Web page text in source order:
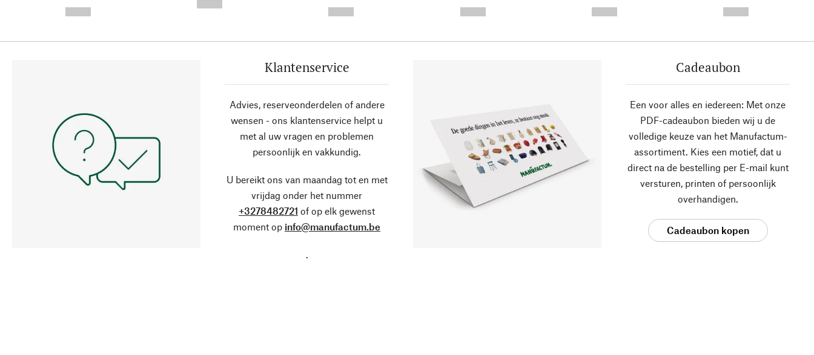
Klantenservice
Advies, reserveonderdelen of andere
wensen - ons klantenservice helpt u
met al uw vragen en problemen
persoonlijk en vakkundig.
U bereikt ons van maandag tot en met
vrijdag onder het nummer
+3278482721 of op elk gewenst
moment op info@manufactum.be
.
Cadeaubon
Een voor alles en iedereen: Met onze
PDF-cadeaubon bieden wij u de
volledige keuze van het Manufactum-
assortiment. Kies een motief, dat u
direct na de bestelling per E-mail kunt
versturen, printen of persoonlijk
overhandigen.
Cadeaubon kopen